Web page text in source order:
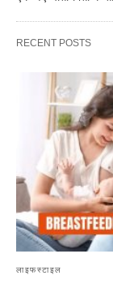
RECENT POSTS
लाइफस्टाइल